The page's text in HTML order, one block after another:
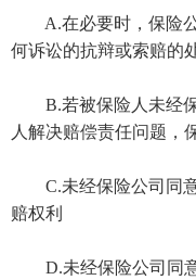
A.在必要时，保险公
何诉讼的抗辩或索赔的
B.若被保险人未经保
人解决赔偿责任问题，
C.未经保险公司同意
赔权利
D.未经保险公司同意